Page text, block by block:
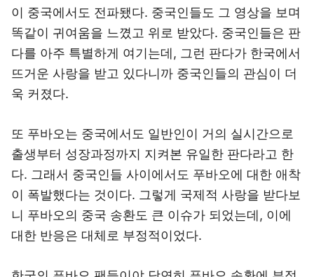
이 중국에서도 전파됐다. 중국인들도 그 영상을 보며
똑같이 귀여움을 느꼈고 위로 받았다. 중국인들은 판
다를 아주 특별하게 여기는데, 그런 판다가 한국에서
뜨거운 사랑을 받고 있다니까 중국인들의 관심이 더
욱 커졌다.
또 푸바오는 중국에서도 일반인이 거의 실시간으로
출생부터 성장과정까지 지켜본 유일한 판다라고 한
다. 그래서 중국인들 사이에서도 푸바오에 대한 애착
이 폭발했다는 것이다. 그렇게 국제적 사랑을 받다보
니 푸바오의 중국 송환도 큰 이슈가 되었는데, 이에
대한 반응은 대체로 부정적이었다.